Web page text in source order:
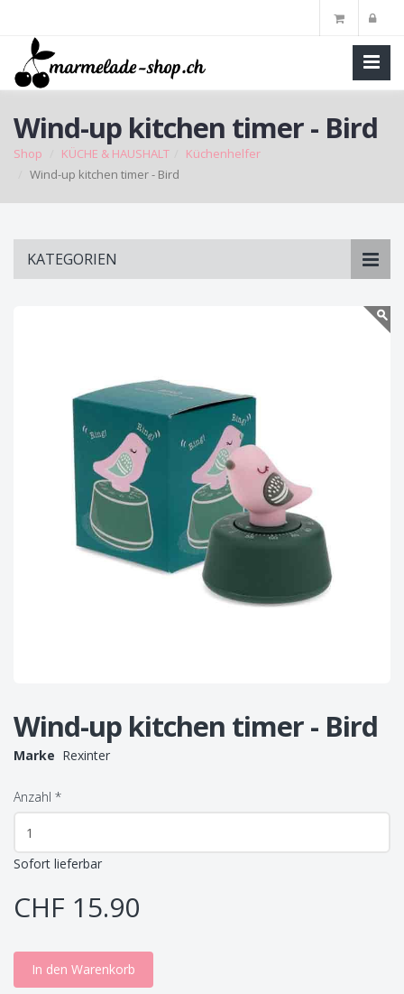
Wind-up kitchen timer - Bird
Shop KÜCHE & HAUSHALT
Küchenhelfer
Wind-up kitchen timer - Bird
KATEGORIEN
Wind-up kitchen timer - Bird
Marke Rexinter
Anzahl *
Sofort lieferbar
CHF 15.90
In den Warenkorb